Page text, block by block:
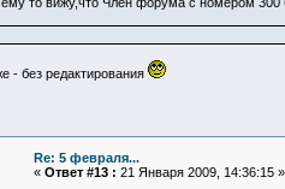
- без редактирования
Re: 5 февраля...
« Ответ #13 : 21 Января 2009, 14:36:15 »